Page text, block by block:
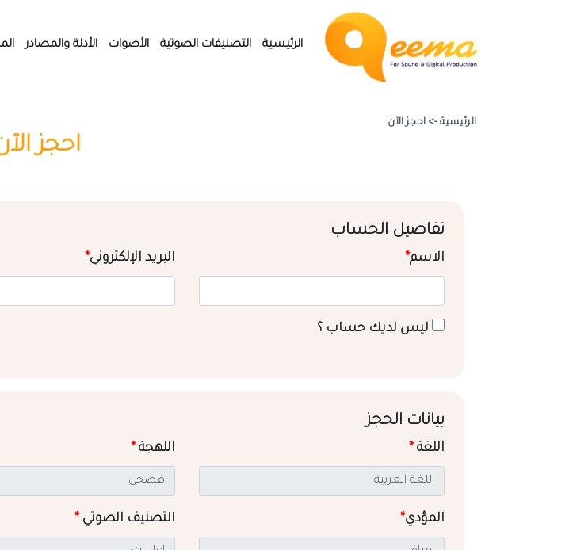
الرئيسية التصنيفات الصوتية الأصوات الأدلة والمصادر
الرئيسية -> احجز الآن
احجز
تفاصيل الحساب
الاسم* البريد الإلكتروني*
ليس لديك حساب ؟
بيانات الحجز
اللغة* اللهجة*
المؤدي* التصنيف الصوتي*